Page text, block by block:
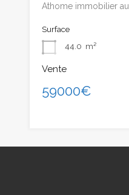
Athome immobilier au…
Surface
44.0 m²
Vente
59000€